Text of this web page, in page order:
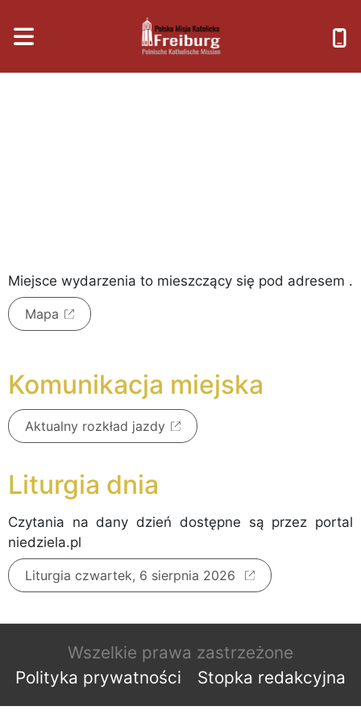
Miejsce wydarzenia to mieszczący się pod adresem .
Mapa
Komunikacja miejska
Aktualny rozkład jazdy
Liturgia dnia
Czytania na dany dzień dostępne są przez portal
niedziela.pl
Liturgia czwartek, 6 sierpnia 2026
Wszelkie prawa zastrzeżone
Polityka prywatności
Stopka redakcyjna